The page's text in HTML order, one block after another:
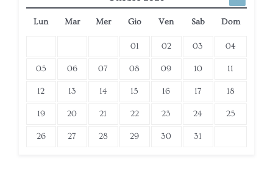
Lun Mar Mer Gio Ven Sab Dom
01 02 03 04
05 06 07 08 09 10 11
12 13 14 15 16 17 18
19 20 21 22 23 24 25
26 27 28 29 30 31